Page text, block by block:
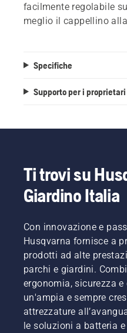
facilmente regolabile
meglio il cappellino
Specifiche
Supporto per i proprietari
Ti trovi su
Giardino Italia
Con innovazione e
Husqvarna fornisce a
prodotti ad alte
parchi e giardini.
ergonomia, sicurezza
un'ampia e sempre
attrezzature
le soluzioni a batteria